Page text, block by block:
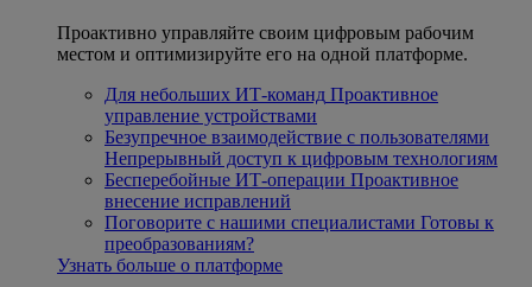
Проактивно управляйте своим цифровым рабочим
местом и оптимизируйте его на одной платформе.
Для небольших ИТ-команд Проактивное
управление устройствами
Безупречное взаимодействие с пользователями
Непрерывный доступ к цифровым технологиям
Бесперебойные ИТ-операции Проактивное
внесение исправлений
Поговорите с нашими специалистами Готовы к
преобразованиям?
Узнать больше о платформе